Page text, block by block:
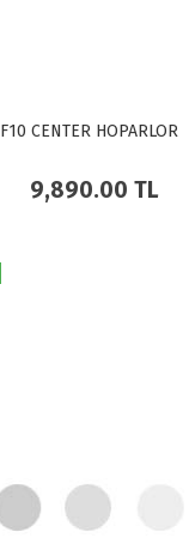
F10 CENTER HOPARLOR
9,890.00 TL